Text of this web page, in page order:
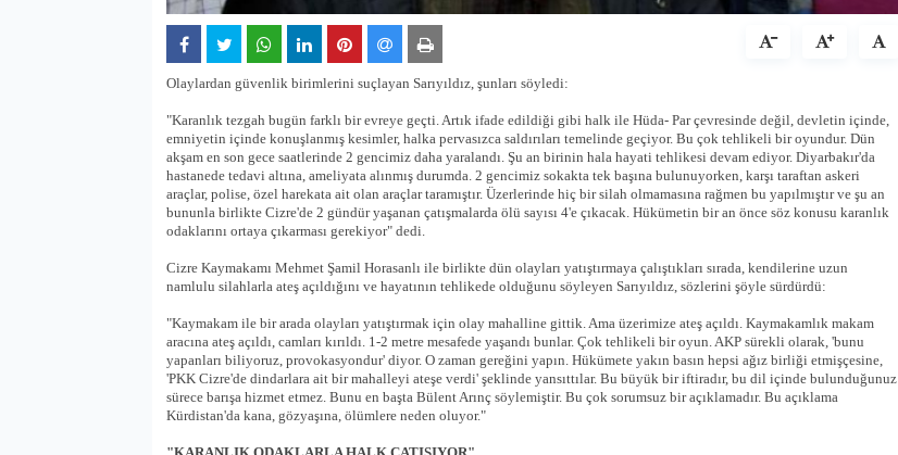
Olaylardan güvenlik birimlerini suçlayan Sarıyıldız, şunları söyledi:
"Karanlık tezgah bugün farklı bir evreye geçti. Artık ifade edildiği gibi halk ile Hüda- Par çevresinde değil, devletin içinde,
emniyetin içinde konuşlanmış kesimler, halka pervasızca saldırıları temelinde geçiyor. Bu çok tehlikeli bir oyundur. Dün
akşam en son gece saatlerinde 2 gencimiz daha yaralandı. Şu an birinin hala hayati tehlikesi devam ediyor. Diyarbakır'da
hastanede tedavi altına, ameliyata alınmış durumda. 2 gencimiz sokakta tek başına bulunuyorken, karşı taraftan askeri
araçlar, polise, özel harekata ait olan araçlar taramıştır. Üzerlerinde hiç bir silah olmamasına rağmen bu yapılmıştır ve şu an
bununla birlikte Cizre'de 2 gündür yaşanan çatışmalarda ölü sayısı 4'e çıkacak. Hükümetin bir an önce söz konusu karanlık
odaklarını ortaya çıkarması gerekiyor" dedi.
Cizre Kaymakamı Mehmet Şamil Horasanlı ile birlikte dün olayları yatıştırmaya çalıştıkları sırada, kendilerine uzun
namlulu silahlarla ateş açıldığını ve hayatının tehlikede olduğunu söyleyen Sarıyıldız, sözlerini şöyle sürdürdü:
"Kaymakam ile bir arada olayları yatıştırmak için olay mahalline gittik. Ama üzerimize ateş açıldı. Kaymakamlık makam
aracına ateş açıldı, camları kırıldı. 1-2 metre mesafede yaşandı bunlar. Çok tehlikeli bir oyun. AKP sürekli olarak, 'bunu
yapanları biliyoruz, provokasyondur' diyor. O zaman gereğini yapın. Hükümete yakın basın hepsi ağız birliği etmişçesine,
'PKK Cizre'de dindarlara ait bir mahalleyi ateşe verdi' şeklinde yansıttılar. Bu büyük bir iftiradır, bu dil içinde bulunduğunuz
sürece barışa hizmet etmez. Bunu en başta Bülent Arınç söylemiştir. Bu çok sorumsuz bir açıklamadır. Bu açıklama
Kürdistan'da kana, gözyaşına, ölümlere neden oluyor."